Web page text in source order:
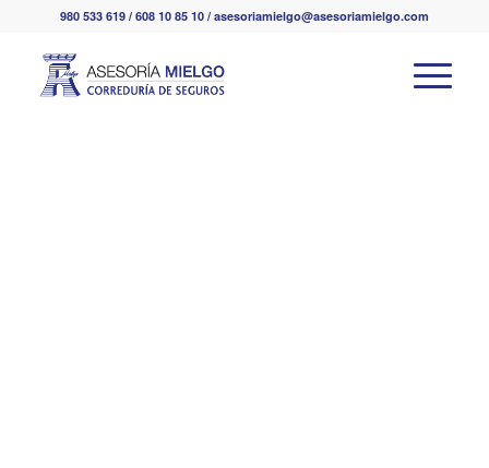
980 533 619 / 608 10 85 10 / asesoriamielgo@asesoriamielgo.com